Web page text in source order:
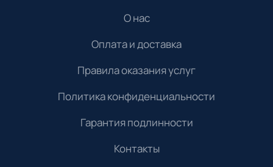
О нас
Оплата и доставка
Правила оказания услуг
Политика конфиденциальности
Гарантия подлинности
Контакты